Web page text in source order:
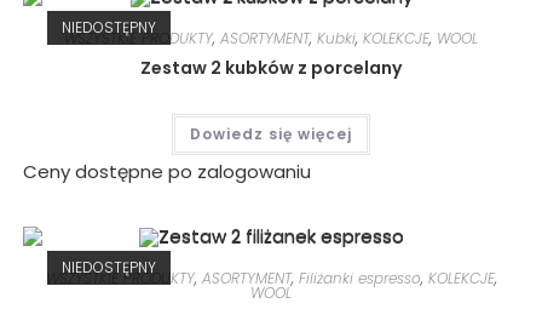
NIEDOSTĘPNY
WSZYSTKIE PRODUKTY, ASORTYMENT, Kubki, KOLEKCJE, WOOL
Zestaw 2 kubków z porcelany
Dowiedz się więcej
Ceny dostępne po zalogowaniu
NIEDOSTĘPNY
WSZYSTKIE PRODUKTY, ASORTYMENT, Filiżanki espresso, KOLEKCJE,
WOOL